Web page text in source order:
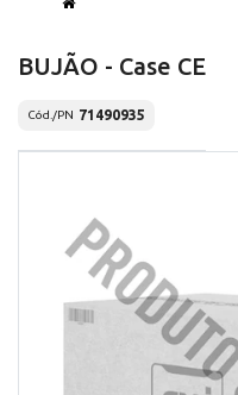
BUJÃO - Case CE
Cód./PN 71490935